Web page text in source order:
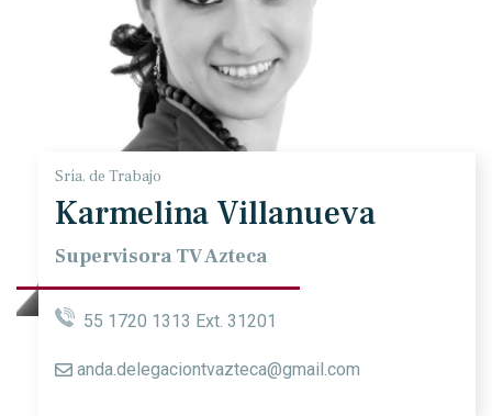
Sría. de Trabajo
Karmelina Villanueva
Supervisora TV Azteca
55 1720 1313 Ext. 31201
anda.delegaciontvazteca@gmail.com